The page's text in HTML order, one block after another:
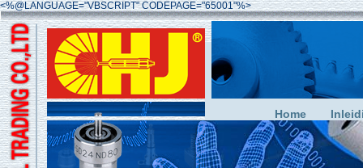
<%@LANGUAGE="VBSCRIPT" CODEPAGE="65001"%>
Home